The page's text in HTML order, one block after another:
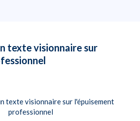
texte visionnaire sur
texte visionnaire sur l'épuisement
professionnel